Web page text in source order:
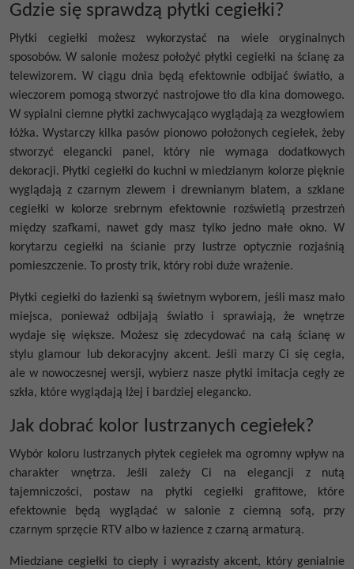
Gdzie się sprawdzą płytki cegiełki?
Płytki cegiełki możesz wykorzystać na wiele oryginalnych
sposobów. W salonie możesz położyć płytki cegiełki na ścianęza
telewizorem. W ciągu dnia będą efektownie odbijać światło, a
wieczorem pomogą stworzyć nastrojowe tło dla kina domowego.
W sypialni ciemne płytki zachwycająco wyglądają za wezgłowiem
łóżka. Wystarczy kilka pasów pionowo położonych cegiełek, żeby
stworzyć elegancki panel, który nie wymaga dodatkowych
dekoracji. Płytki cegiełki do kuchni w miedzianym kolorze pięknie
wyglądają z czarnym zlewem i drewnianym blatem, a szklane
cegiełkiw kolorze srebrnym efektownie rozświetlą przestrzeń
między szafkami, nawet gdy masz tylko jedno małe okno. W
korytarzucegiełki na ścianie przy lustrze optycznie rozjaśnią
pomieszczenie. To prosty trik, który robi duże wrażenie.
Płytki cegiełki do łazienki są świetnym wyborem, jeśli masz mało
miejsca, ponieważ odbijają światło i sprawiają, że wnętrze
wydaje się większe. Możesz się zdecydować na całą ścianę w
stylu glamour lub dekoracyjny akcent. Jeśli marzy Ci się cegła,
ale w nowoczesnej wersji, wybierz nasze płytki imitacja cegłyze
szkła, które wyglądają lżej i bardziej elegancko.
Jak dobrać kolor lustrzanych cegiełek?
Wybór koloru lustrzanychpłytek cegiełekma ogromny wpływ na
charakter wnętrza. Jeśli zależy Ci na elegancji z nutą
tajemniczości, postaw na płytki cegiełki grafitowe, które
efektownie będą wyglądać w salonie z ciemną sofą, przy
czarnym sprzęcie RTV albo w łazience z czarną armaturą.
Miedziane cegiełki to ciepły i wyrazisty akcent, który genialnie